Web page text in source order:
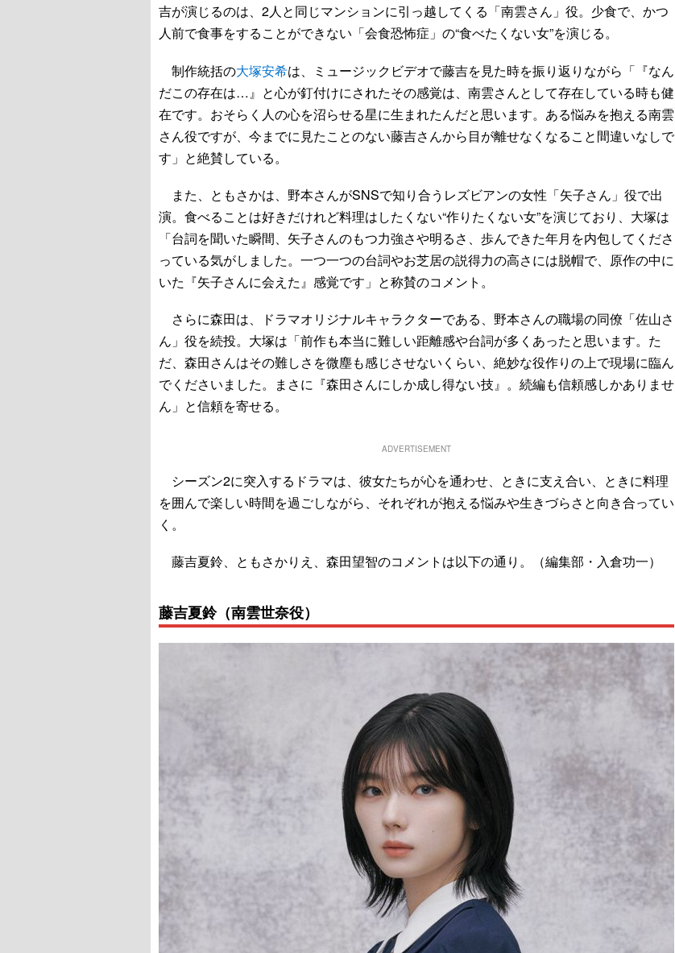
吉が演じるのは、2人と同じマンションに引っ越してくる「南雲さん」役。少食で、かつ
人前で食事をすることができない「会食恐怖症」の“食べたくない女”を演じる。
制作統括の大塚安希は、ミュージックビデオで藤吉を見た時を振り返りながら「『なん
だこの存在は…』と心が釘付けにされたその感覚は、南雲さんとして存在している時も健
在です。おそらく人の心を沼らせる星に生まれたんだと思います。ある悩みを抱える南雲
さん役ですが、今までに見たことのない藤吉さんから目が離せなくなること間違いなしで
す」と絶賛している。
また、ともさかは、野本さんがSNSで知り合うレズビアンの女性「矢子さん」役で出
演。食べることは好きだけれど料理はしたくない“作りたくない女”を演じており、大塚は
「台詞を聞いた瞬間、矢子さんのもつ力強さや明るさ、歩んできた年月を内包してくださ
っている気がしました。一つ一つの台詞やお芝居の説得力の高さには脱帽で、原作の中に
いた『矢子さんに会えた』感覚です」と称賛のコメント。
さらに森田は、ドラマオリジナルキャラクターである、野本さんの職場の同僚「佐山さ
ん」役を続投。大塚は「前作も本当に難しい距離感や台詞が多くあったと思います。た
だ、森田さんはその難しさを微塵も感じさせないくらい、絶妙な役作りの上で現場に臨ん
でくださいました。まさに『森田さんにしか成し得ない技』。続編も信頼感しかありませ
ん」と信頼を寄せる。
ADVERTISEMENT
シーズン2に突入するドラマは、彼女たちが心を通わせ、ときに支え合い、ときに料理
を囲んで楽しい時間を過ごしながら、それぞれが抱える悩みや生きづらさと向き合ってい
く。
藤吉夏鈴、ともさかりえ、森田望智のコメントは以下の通り。（編集部・入倉功一）
藤吉夏鈴（南雲世奈役）